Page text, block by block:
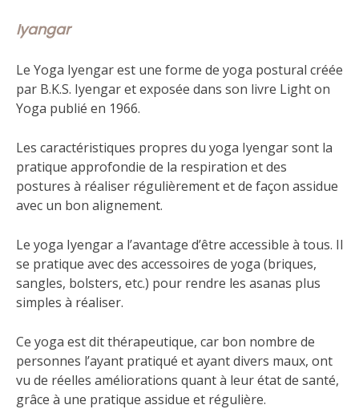
Iyangar
Le Yoga Iyengar est une forme de yoga postural créée
par B.K.S. Iyengar et exposée dans son livre Light on
Yoga publié en 1966.
Les caractéristiques propres du yoga Iyengar sont la
pratique approfondie de la respiration et des
postures à réaliser régulièrement et de façon assidue
avec un bon alignement.
Le yoga Iyengar a l’avantage d’être accessible à tous. Il
se pratique avec des accessoires de yoga (briques,
sangles, bolsters, etc.) pour rendre les asanas plus
simples à réaliser.
Ce yoga est dit thérapeutique, car bon nombre de
personnes l’ayant pratiqué et ayant divers maux, ont
vu de réelles améliorations quant à leur état de santé,
grâce à une pratique assidue et régulière.